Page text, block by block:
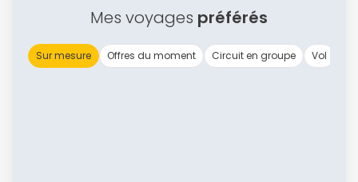
Mes voyages préférés
Sur mesure Offres du moment Circuit en groupe Vol